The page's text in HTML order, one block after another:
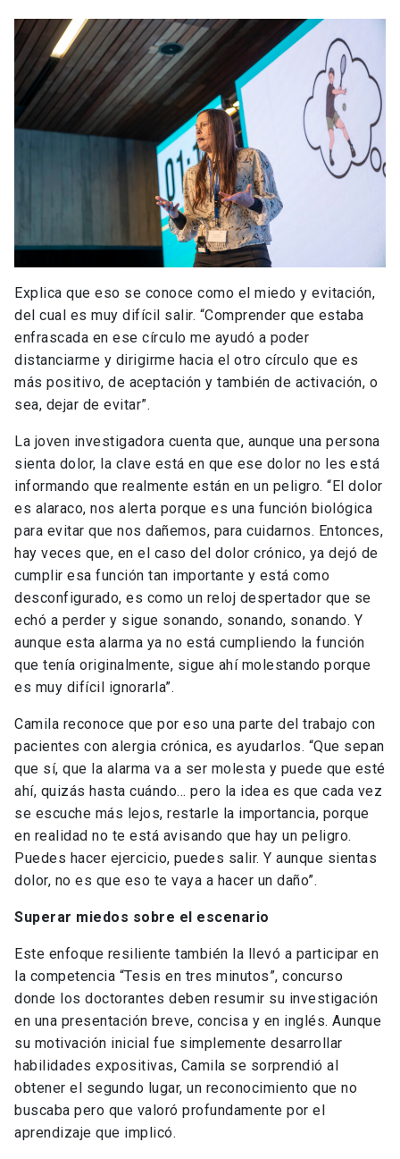
Explica que eso se conoce como el miedo y evitación,
del cual es muy difícil salir. “Comprender que estaba
enfrascada en ese círculo me ayudó a poder
distanciarme y dirigirme hacia el otro círculo que es
más positivo, de aceptación y también de activación, o
sea, dejar de evitar”.
La joven investigadora cuenta que, aunque una persona
sienta dolor, la clave está en que ese dolor no les está
informando que realmente están en un peligro. “El dolor
es alaraco, nos alerta porque es una función biológica
para evitar que nos dañemos, para cuidarnos. Entonces,
hay veces que, en el caso del dolor crónico, ya dejó de
cumplir esa función tan importante y está como
desconfigurado, es como un reloj despertador que se
echó a perder y sigue sonando, sonando, sonando. Y
aunque esta alarma ya no está cumpliendo la función
que tenía originalmente, sigue ahí molestando porque
es muy difícil ignorarla”.
Camila reconoce que por eso una parte del trabajo con
pacientes con alergia crónica, es ayudarlos. “Que sepan
que sí, que la alarma va a ser molesta y puede que esté
ahí, quizás hasta cuándo… pero la idea es que cada vez
se escuche más lejos, restarle la importancia, porque
en realidad no te está avisando que hay un peligro.
Puedes hacer ejercicio, puedes salir. Y aunque sientas
dolor, no es que eso te vaya a hacer un daño”.
Superar miedos sobre el escenario
Este enfoque resiliente también la llevó a participar en
la competencia “Tesis en tres minutos”, concurso
donde los doctorantes deben resumir su investigación
en una presentación breve, concisa y en inglés. Aunque
su motivación inicial fue simplemente desarrollar
habilidades expositivas, Camila se sorprendió al
obtener el segundo lugar, un reconocimiento que no
buscaba pero que valoró profundamente por el
aprendizaje que implicó.